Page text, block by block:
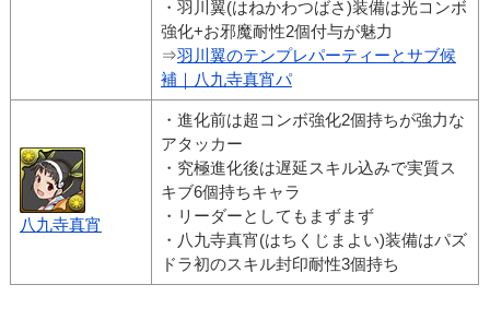
・羽川翼(はねかわつばさ)装備は光コンボ
強化+お邪魔耐性2個付与が魅力
⇒羽川翼のテンプレパーティーとサブ候
補｜八九寺真宵パ
八九寺真宵
・進化前は超コンボ強化2個持ちが強力な
アタッカー
・究極進化後は遅延スキル込みで実質ス
キブ6個持ちキャラ
・リーダーとしてもまずまず
・八九寺真宵(はちくじまよい)装備はパズ
ドラ初のスキル封印耐性3個持ち